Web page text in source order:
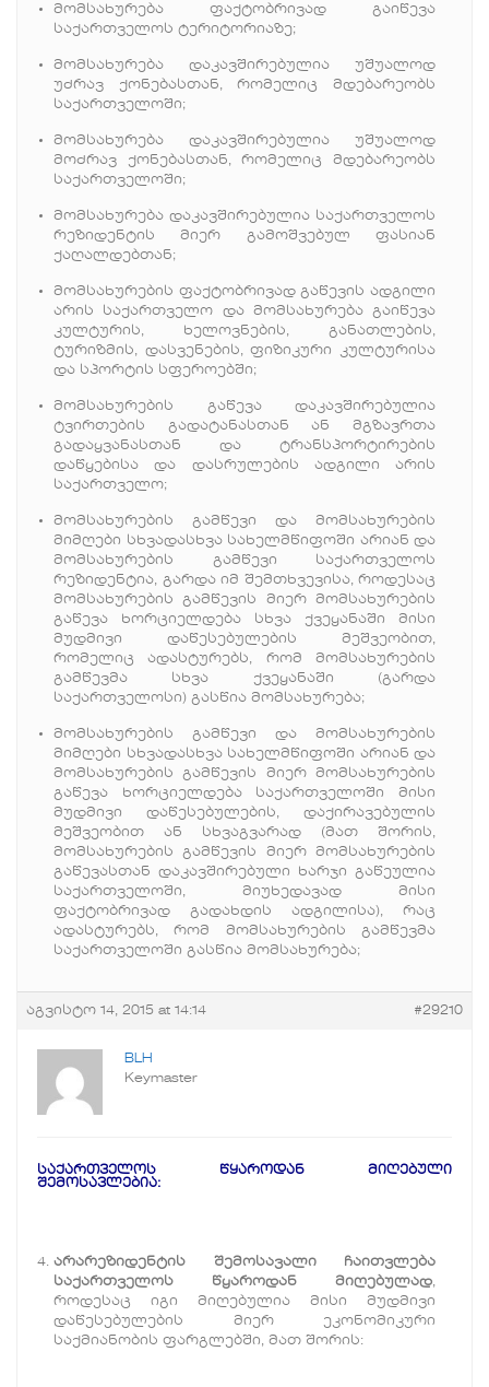
მომსახურება ფაქტობრივად გაიწევა
საქართველოს ტერიტორიაზე;
მომსახურება დაკავშირებულია უშუალოდ
უძრავ ქონებასთან, რომელიც მდებარეობს
საქართველოში;
მომსახურება დაკავშირებულია უშუალოდ
მოძრავ ქონებასთან, რომელიც მდებარეობს
საქართველოში;
მომსახურება დაკავშირებულია საქართველოს
რეზიდენტის მიერ გამოშვებულ ფასიან
ქაღალდებთან;
მომსახურების ფაქტობრივად გაწევის ადგილი
არის საქართველო და მომსახურება გაიწევა
კულტურის, ხელოვნების, განათლების,
ტურიზმის, დასვენების, ფიზიკური კულტურისა
და სპორტის სფეროებში;
მომსახურების გაწევა დაკავშირებულია
ტვირთების გადატანასთან ან მგზავრთა
გადაყვანასთან და ტრანსპორტირების
დაწყებისა და დასრულების ადგილი არის
საქართველო;
მომსახურების გამწევი და მომსახურების
მიმღები სხვადასხვა სახელმწიფოში არიან და
მომსახურების გამწევი საქართველოს
რეზიდენტია, გარდა იმ შემთხვევისა, როდესაც
მომსახურების გამწევის მიერ მომსახურების
გაწევა ხორციელდება სხვა ქვეყანაში მისი
მუდმივი დაწესებულების მეშვეობით,
რომელიც ადასტურებს, რომ მომსახურების
გამწევმა სხვა ქვეყანაში (გარდა
საქართველოსი) გასწია მომსახურება;
მომსახურების გამწევი და მომსახურების
მიმღები სხვადასხვა სახელმწიფოში არიან და
მომსახურების გამწევის მიერ მომსახურების
გაწევა ხორციელდება საქართველოში მისი
მუდმივი დაწესებულების, დაქირავებულის
მეშვეობით ან სხვაგვარად (მათ შორის,
მომსახურების გამწევის მიერ მომსახურების
გაწევასთან დაკავშირებული ხარჯი გაწეულია
საქართველოში, მიუხედავად მისი
ფაქტობრივად გადახდის ადგილისა), რაც
ადასტურებს, რომ მომსახურების გამწევმა
საქართველოში გასწია მომსახურება;
აგვისტო 14, 2015 at 14:14 #29210
BLH
Keymaster
საქართველოს წყაროდან მიღებული
შემოსავლებია:
არარეზიდენტის შემოსავალი ჩაითვლება
საქართველოს წყაროდან მიღებულად,
როდესაც იგი მიღებულია მისი მუდმივი
დაწესებულების მიერ ეკონომიკური
საქმიანობის ფარგლებში, მათ შორის: